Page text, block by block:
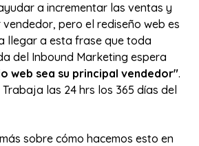
a incrementar las ventas y
pero el rediseño web es
llegar a esta frase que toda
del Inbound Marketing espera
web sea su principal vendedor".
las 24 hrs los 365 días del
sobre cómo hacemos esto en